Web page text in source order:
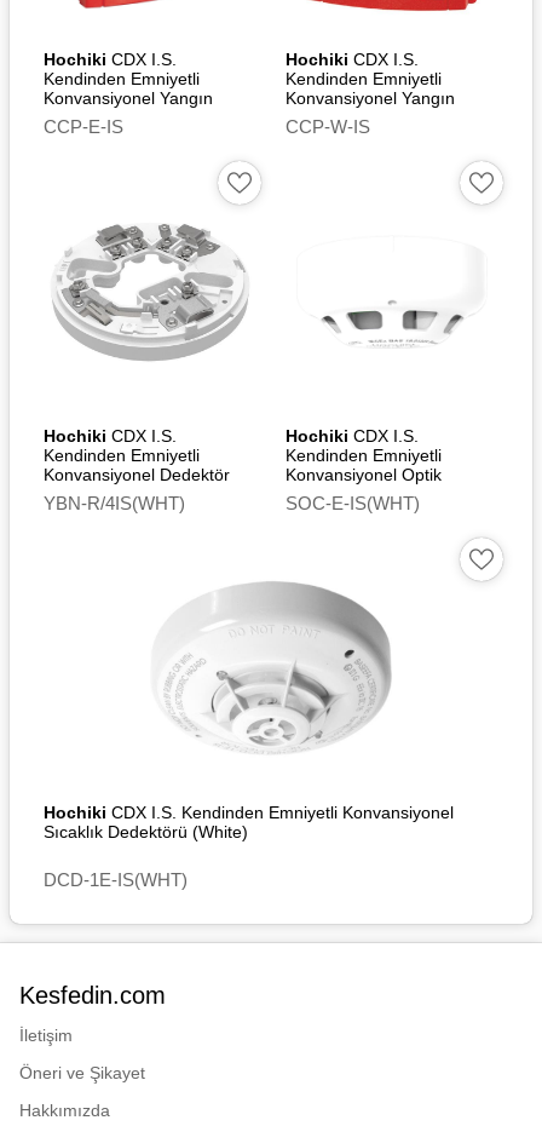
Standards
EN 54-5
Approvals and
ATEX – BAS01ATEX1021X
Hochiki CDX I.S.
Kendinden Emniyetli
Konvansiyonel Yangın
İhbar Butonu
CCP-E-IS
Hochiki CDX I.S.
Kendinden Emniyetli
Konvansiyonel Yangın
İhbar Butonu -
Weatherproof
CCP-W-IS
Hochiki CDX I.S.
Kendinden Emniyetli
Konvansiyonel Dedektör
Montaj Tabanı (White)
YBN-R/4IS(WHT)
Hochiki CDX I.S.
Kendinden Emniyetli
Konvansiyonel Optik
Duman Dedektörü (White)
SOC-E-IS(WHT)
Hochiki CDX I.S. Kendinden Emniyetli Konvansiyonel
Sıcaklık Dedektörü (White)
DCD-1E-IS(WHT)
Kesfedin.com
İletişim
Öneri ve Şikayet
Hakkımızda